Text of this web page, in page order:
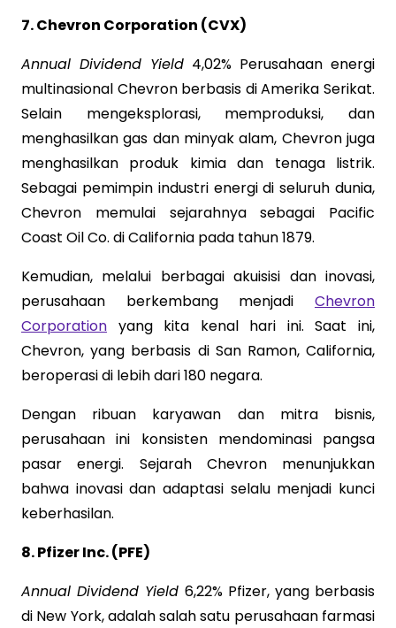
7. Chevron Corporation (CVX)
Annual Dividend Yield 4,02% Perusahaan energi
multinasional Chevron berbasis di Amerika Serikat.
Selain mengeksplorasi, memproduksi, dan
menghasilkan gas dan minyak alam, Chevron juga
menghasilkan produk kimia dan tenaga listrik.
Sebagai pemimpin industri energi di seluruh dunia,
Chevron memulai sejarahnya sebagai Pacific
Coast Oil Co. di California pada tahun 1879.
Kemudian, melalui berbagai akuisisi dan inovasi,
perusahaan berkembang menjadi Chevron
Corporation yang kita kenal hari ini. Saat ini,
Chevron, yang berbasis di San Ramon, California,
beroperasi di lebih dari 180 negara.
Dengan ribuan karyawan dan mitra bisnis,
perusahaan ini konsisten mendominasi pangsa
pasar energi. Sejarah Chevron menunjukkan
bahwa inovasi dan adaptasi selalu menjadi kunci
keberhasilan.
8. Pfizer Inc. (PFE)
Annual Dividend Yield 6,22% Pfizer, yang berbasis
di New York, adalah salah satu perusahaan farmasi